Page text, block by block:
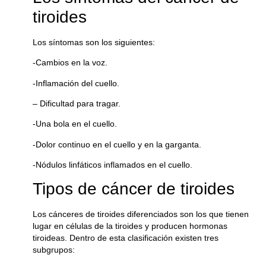
tiroides
Los síntomas son los siguientes:
-Cambios en la voz.
-Inflamación del cuello.
– Dificultad para tragar.
-Una bola en el cuello.
-Dolor continuo en el cuello y en la garganta.
-Nódulos linfáticos inflamados en el cuello.
Tipos de cáncer de tiroides
Los cánceres de tiroides diferenciados son los que tienen
lugar en células de la tiroides y producen hormonas
tiroideas. Dentro de esta clasificación existen tres
subgrupos: